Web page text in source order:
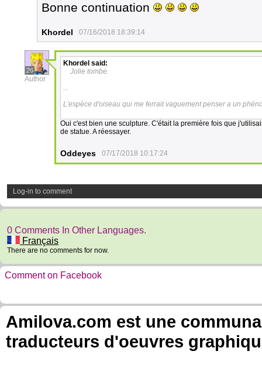
Bonne continuation
Khordel 07/16/2018 18:39:14
26
Author
Khordel said:
Jolie tombe.
...
L'espèce d'oiseau qui me ferrait vaguement penser a un
Oui c'est bien une sculpture. C'était la première fois que
de statue. A réessayer.
Oddeyes 07/17/2018 10:17:24
Log-in to comment
0 Comments In Other Languages.
Français
There are no comments for now.
Comment on Facebook
Amilova.com est une
traducteurs d'oeuvres